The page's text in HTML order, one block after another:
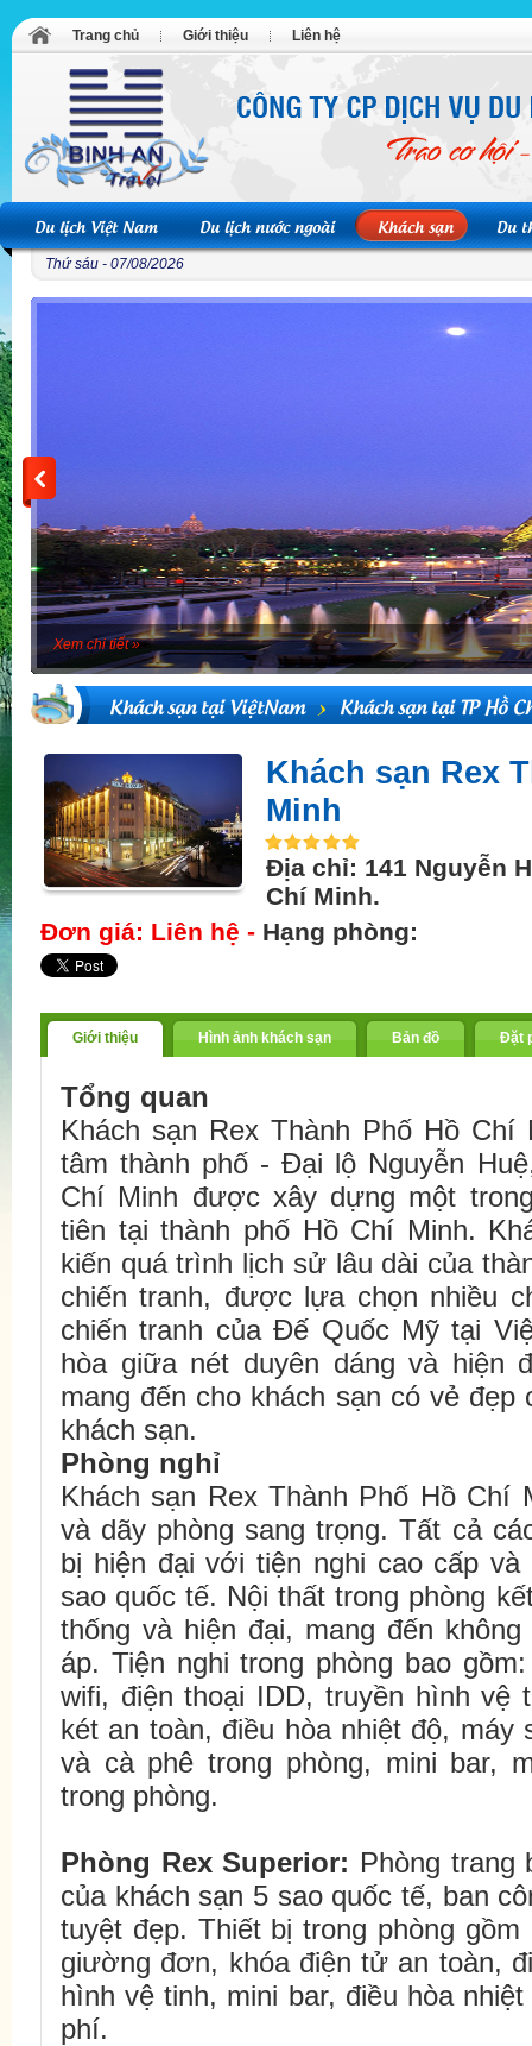
Trang chủ Giới thiệu Liên hệ
Du lịch Việt Nam Du lịch nước ngoài Khách sạn Du
Thứ sáu - 07/08/2026
Xem chi tiết »
Khách sạn tại ViệtNam Khách sạn tại TP Hồ
Khách sạn Rex
Minh
Địa chỉ: 141 Nguyễn
Chí Minh.
Đơn giá: Liên hệ - Hạng phòng:
Giới thiệu Hình ảnh khách sạn Bản đồ Đặt
Tổng quan
Khách sạn Rex Thành Phố Hồ Chí
tâm thành phố - Đại lộ Nguyễn
Chí Minh được xây dựng một
tiên tại thành phố Hồ Chí Minh.
kiến quá trình lịch sử lâu dài của
chiến tranh, được lựa chọn nhiều
chiến tranh của Đế Quốc Mỹ tại
hòa giữa nét duyên dáng và hiện
mang đến cho khách sạn có vẻ
khách sạn.
Phòng nghỉ
Khách sạn Rex Thành Phố Hồ Chí
và dãy phòng sang trọng. Tất cả
bị hiện đại với tiện nghi cao cấp
sao quốc tế. Nội thất trong phòng
thống và hiện đại, mang đến
áp. Tiện nghi trong phòng bao
wifi, điện thoại IDD, truyền hình vệ
két an toàn, điều hòa nhiệt độ, máy
và cà phê trong phòng, mini bar,
trong phòng.
Phòng RexSuperior: Phòng trang
của khách sạn 5 sao quốc tế, ban
tuyệt đẹp. Thiết bị trong phòng
giường đơn, khóa điện tử an toàn,
hình vệ tinh, mini bar, điều hòa
phí.